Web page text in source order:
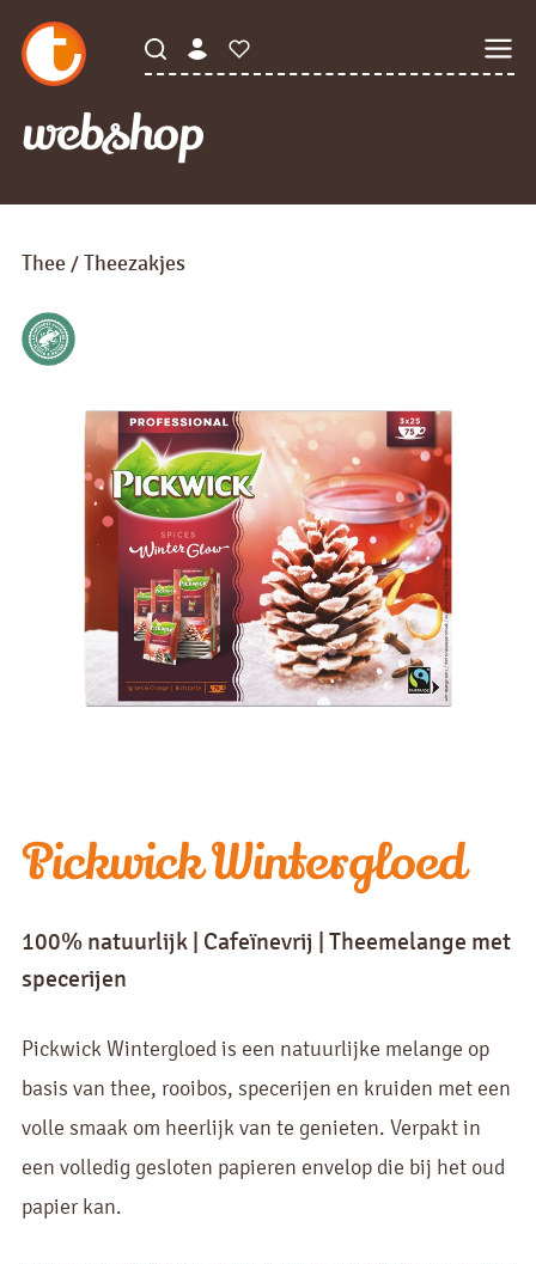
webshop
Thee / Theezakjes
Pickwick Wintergloed
100% natuurlijk | Cafeïnevrij | Theemelange met
specerijen
Pickwick Wintergloed is een natuurlijke melange op
basis van thee, rooibos, specerijen en kruiden met een
volle smaak om heerlijk van te genieten. Verpakt in
een volledig gesloten papieren envelop die bij het oud
papier kan.